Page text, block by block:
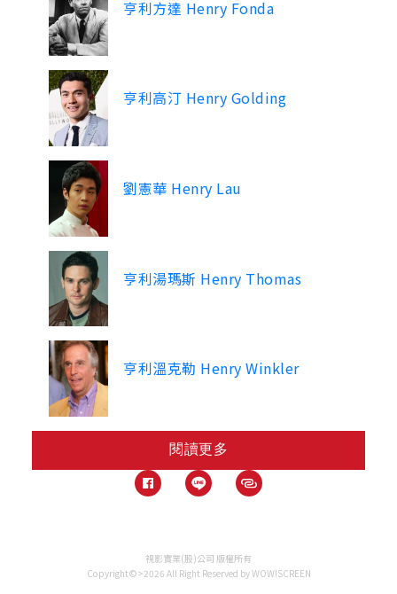
亨利方達 Henry Fonda
亨利高汀 Henry Golding
劉憲華 Henry Lau
亨利湯瑪斯 Henry Thomas
亨利溫克勒 Henry Winkler
閱讀更多
視影實業(股)公司 版權所有
Copyright©>2026 All Right Reserved by WOW!SCREEN